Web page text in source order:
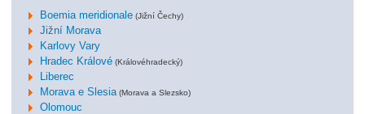
Altro paese
Boemia meridionale (Jižní Čechy)
Jižní Morava
Karlovy Vary
Hradec Králové (Královéhradecký)
Liberec
Morava e Slesia (Morava a Slezsko)
Olomouc